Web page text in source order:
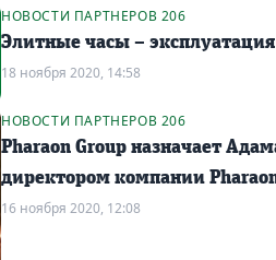
НОВОСТИ ПАРТНЕРОВ 206
Элитные часы –
18 ноября 2020, 14:58
НОВОСТИ ПАРТНЕРОВ 206
Pharaon Group назначает
директором компании
16 ноября 2020, 12:08